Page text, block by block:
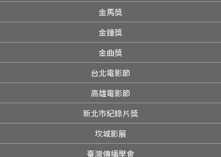
金馬獎
金鐘獎
金曲獎
台北電影節
高雄電影節
新北市紀錄片獎
坎城影展
臺灣傳播學會